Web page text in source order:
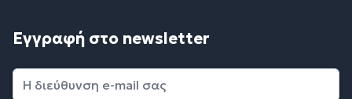
Εγγραφή στο newsletter